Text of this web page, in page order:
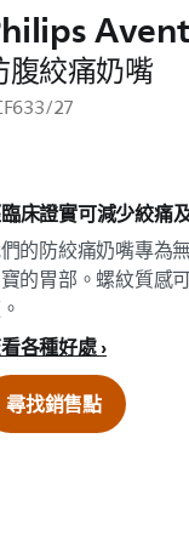
Avent
腹絞痛奶嘴
27
床證實可減少絞痛
的防絞痛奶嘴專為
的胃部。螺紋質感
各種好處
尋找銷售點